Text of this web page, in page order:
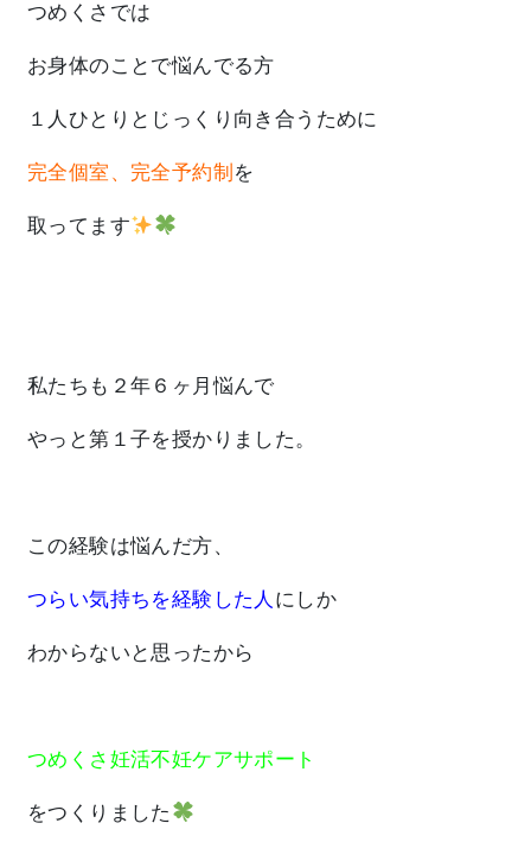
つめくさでは
お身体のことで悩んでる方
１人ひとりとじっくり向き合うために
完全個室、完全予約制 を
取ってます
私たちも２年６ヶ月悩んで
やっと第１子を授かりました。
この経験は悩んだ方、
つらい気持ちを経験した人 にしか
わからないと思ったから
つめくさ妊活不妊ケアサポート
をつくりました